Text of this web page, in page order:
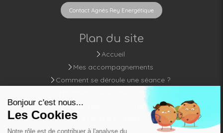
Contact Agnès Rey Energétique
Plan du site
Accueil
Mes accompagnements
Comment se déroule une séance ?
Magnétisme Naturel Conscient
Développer son magnétisme